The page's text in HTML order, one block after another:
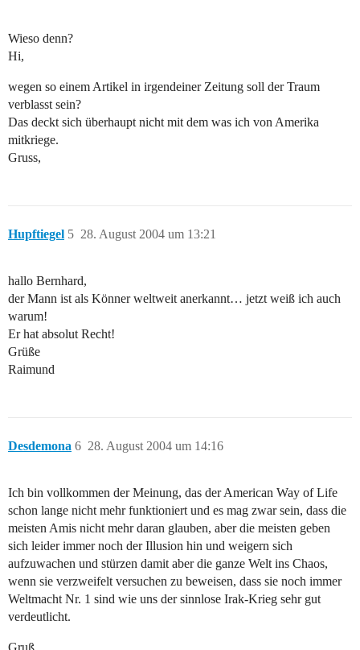
Wieso denn?
Hi,
wegen so einem Artikel in irgendeiner Zeitung soll der Traum
verblasst sein?
Das deckt sich überhaupt nicht mit dem was ich von Amerika
mitkriege.
Gruss,
Hupftiegel 28. August 2004 um 13:21
5
hallo Bernhard,
der Mann ist als Könner weltweit anerkannt… jetzt weiß ich auch
warum!
Er hat absolut Recht!
Grüße
Raimund
Desdemona 28. August 2004 um 14:16
6
Ich bin vollkommen der Meinung, das der American Way of Life
schon lange nicht mehr funktioniert und es mag zwar sein, dass die
meisten Amis nicht mehr daran glauben, aber die meisten geben
sich leider immer noch der Illusion hin und weigern sich
aufzuwachen und stürzen damit aber die ganze Welt ins Chaos,
wenn sie verzweifelt versuchen zu beweisen, dass sie noch immer
Weltmacht Nr. 1 sind wie uns der sinnlose Irak-Krieg sehr gut
verdeutlicht.
Gruß